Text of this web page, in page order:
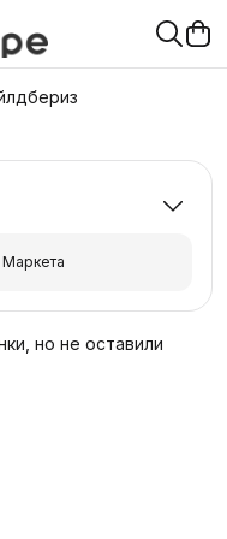
1
но не оставили